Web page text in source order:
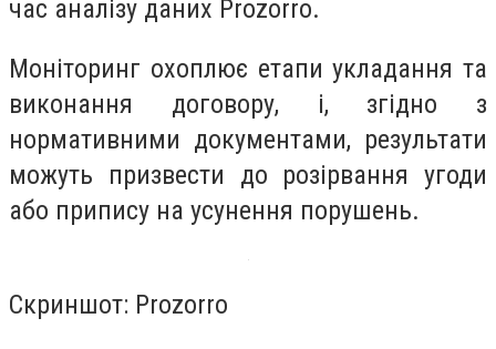
час аналізу даних Prozorro.
Моніторинг охоплює етапи укладання та
виконання договору, і, згідно з
нормативними документами, результати
можуть призвести до розірвання угоди
або припису на усунення порушень.
Скриншот: Prozorro